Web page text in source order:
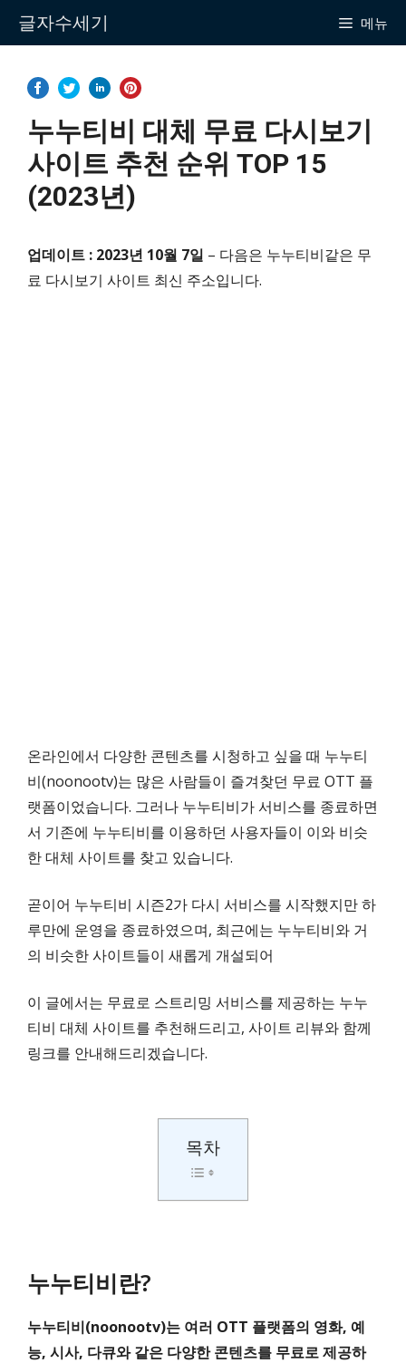
Skip글자수세기 메뉴
누누티비 대체 무료 다시보기
사이트 추천 순위 TOP 15
(2023년)
업데이트 : 2023년 10월 7일 – 다음은 누누티비같은 무
료 다시보기 사이트 최신 주소입니다.
온라인에서 다양한 콘텐츠를 시청하고 싶을 때 누누티
비(noonootv)는 많은 사람들이 즐겨찾던 무료 OTT 플
랫폼이었습니다. 그러나 누누티비가 서비스를 종료하면
서 기존에 누누티비를 이용하던 사용자들이 이와 비슷
한 대체 사이트를 찾고 있습니다.
곧이어 누누티비 시즌2가 다시 서비스를 시작했지만 하
루만에 운영을 종료하였으며, 최근에는 누누티비와 거
의 비슷한 사이트들이 새롭게 개설되어
이 글에서는 무료로 스트리밍 서비스를 제공하는 누누
티비 대체 사이트를 추천해드리고, 사이트 리뷰와 함께
링크를 안내해드리겠습니다.
목차
누누티비란?
누누티비(noonootv)는 여러 OTT 플랫폼의 영화, 예
능, 시사, 다큐와 같은 다양한 콘텐츠를 무료로 제공하